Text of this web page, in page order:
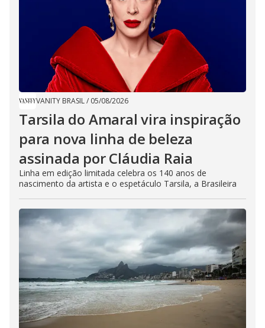
VANITY BRASIL/ 05/08/2026
Tarsila do Amaral vira inspiração
para nova linha de beleza
assinada por Cláudia Raia
Linha em edição limitada celebra os 140 anos de
nascimento da artista e o espetáculo Tarsila, a Brasileira